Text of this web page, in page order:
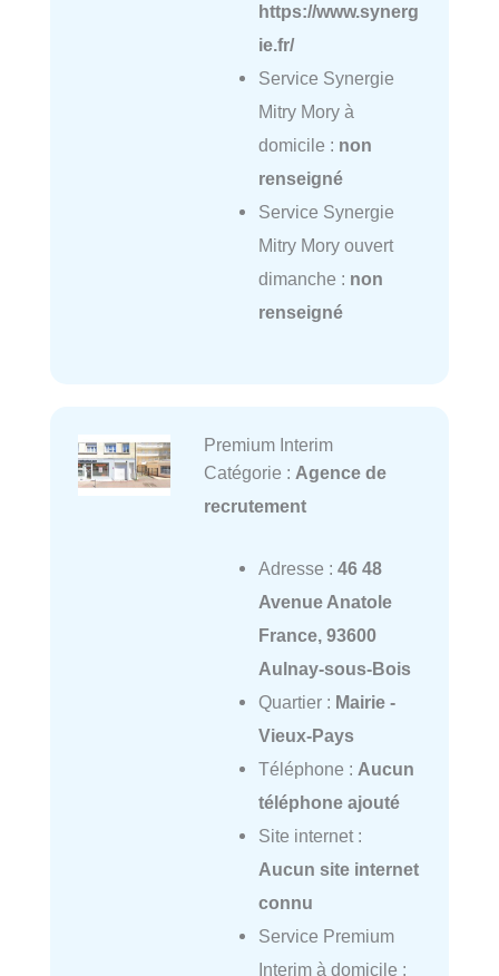
https://www.synerg
ie.fr/
Service Synergie
Mitry Mory à
domicile : non
renseigné
Service Synergie
Mitry Mory ouvert
dimanche : non
renseigné
Premium Interim
Catégorie : Agence de
recrutement
Adresse : 46 48
Avenue Anatole
France, 93600
Aulnay-sous-Bois
Quartier : Mairie -
Vieux-Pays
Téléphone : Aucun
téléphone ajouté
Site internet :
Aucun site internet
connu
Service Premium
Interim à domicile :